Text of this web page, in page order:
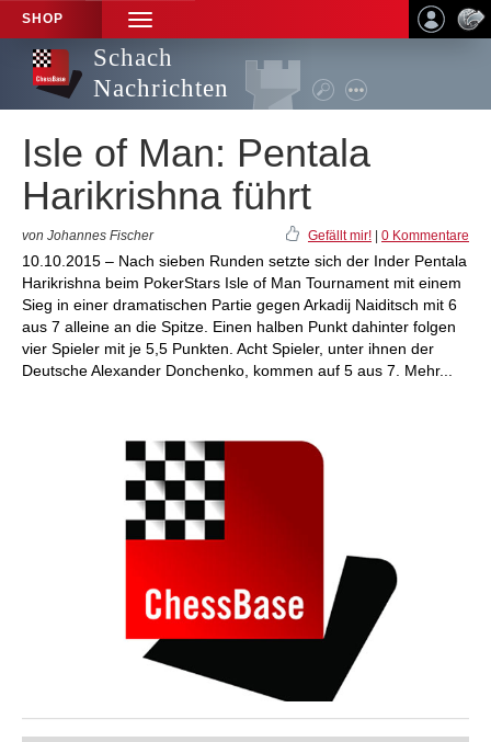
SHOP
TOGGLE
NAVIGATION
Schach
Nachrichten
Isle of Man: Pentala
Harikrishna führt
von Johannes Fischer Gefällt mir! 0 Kommentare
10.10.2015 – Nach sieben Runden setzte sich der Inder Pentala
Harikrishna beim PokerStars Isle of Man Tournament mit einem
Sieg in einer dramatischen Partie gegen Arkadij Naiditsch mit 6
aus 7 alleine an die Spitze. Einen halben Punkt dahinter folgen
vier Spieler mit je 5,5 Punkten. Acht Spieler, unter ihnen der
Deutsche Alexander Donchenko, kommen auf 5 aus 7. Mehr...